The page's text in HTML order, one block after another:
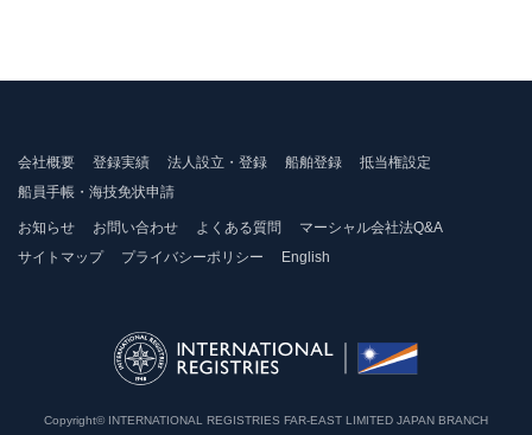
会社概要 登録実績 法人設立・登録 船舶登録
抵当権設定
船員手帳・海技免状申請
お知らせ お問い合わせ よくある質問
マーシャル会社法Q&A
サイトマップ
プライバシーポリシー English
Copyright© INTERNATIONAL REGISTRIES FAR-EAST LIMITED JAPAN BRANCH